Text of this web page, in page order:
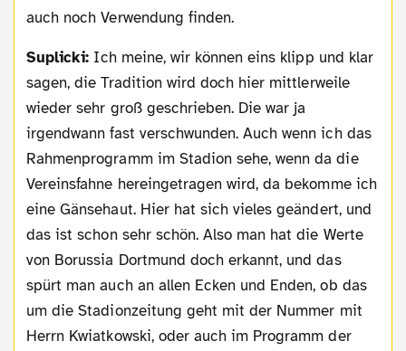
auch noch Verwendung finden.
Suplicki: Ich meine, wir können eins klipp und klar
sagen, die Tradition wird doch hier mittlerweile
wieder sehr groß geschrieben. Die war ja
irgendwann fast verschwunden. Auch wenn ich das
Rahmenprogramm im Stadion sehe, wenn da die
Vereinsfahne hereingetragen wird, da bekomme ich
eine Gänsehaut. Hier hat sich vieles geändert, und
das ist schon sehr schön. Also man hat die Werte
von Borussia Dortmund doch erkannt, und das
spürt man auch an allen Ecken und Enden, ob das
um die Stadionzeitung geht mit der Nummer mit
Herrn Kwiatkowski, oder auch im Programm der